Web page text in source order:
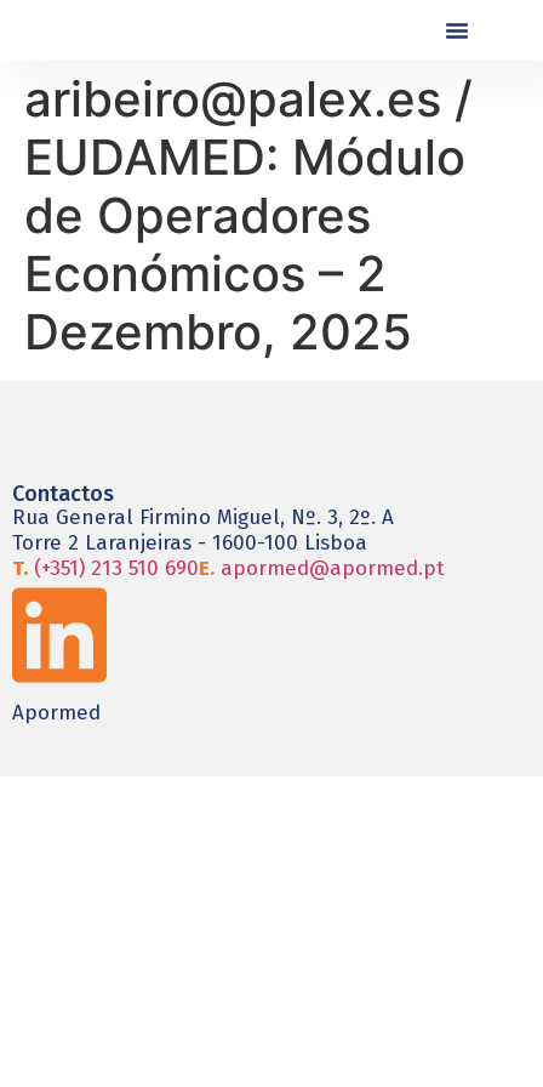
aribeiro@palex.es /
EUDAMED: Módulo
de Operadores
Económicos – 2
Dezembro, 2025
Contactos
Rua General Firmino Miguel, Nº. 3, 2º. A
Torre 2 Laranjeiras - 1600-100 Lisboa
T. (+351) 213 510 690E. apormed@apormed.pt
Apormed